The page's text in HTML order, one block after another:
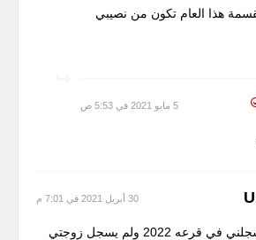
هذا العام تكون من نصيبي
5 مايو 2021 في 5:53 ص
30 أبريل 2021 في 7:01 م
صديق لي سجلني في قرعه 2022 ولم يسجل زوجتي